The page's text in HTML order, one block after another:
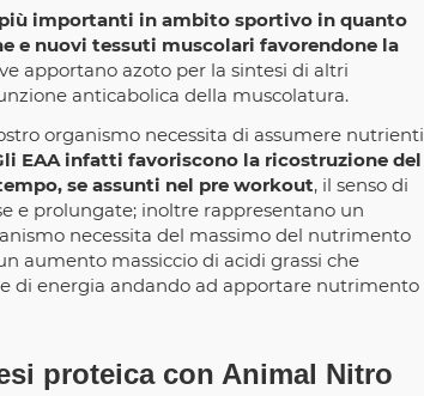
importanti in ambito sportivo in quanto
e nuovi tessuti muscolari favorendone la
apportano azoto per la sintesi di altri
anticabolica della muscolatura.
organismo necessita di assumere nutrienti
EAA infatti favoriscono la ricostruzione del
se assunti nel pre workout, il senso di
e prolungate; inoltre rappresentano un
necessita del massimo del nutrimento
aumento massiccio di acidi grassi che
di energia andando ad apportare nutrimento
proteica con Animal Nitro